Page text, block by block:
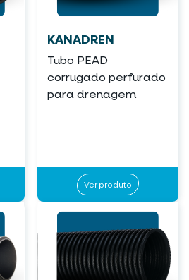
KANADREN
Tubo PEAD
corrugado perfurado
para drenagem
Ver produto